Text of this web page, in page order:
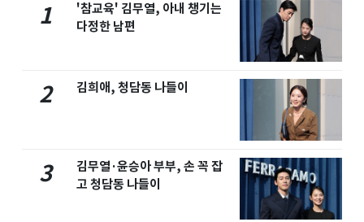
1
'참교육' 김무열, 아내 챙기는
다정한 남편
2 김희애, 청담동 나들이
3
김무열·윤승아 부부, 손 꼭 잡
고 청담동 나들이